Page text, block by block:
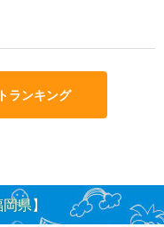
ランキング
県】